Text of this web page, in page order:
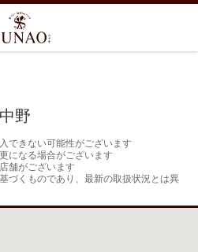
野
できない可能性がございます
になる場合がございます
舗がございます
づくものであり、最新の取扱状況とは異